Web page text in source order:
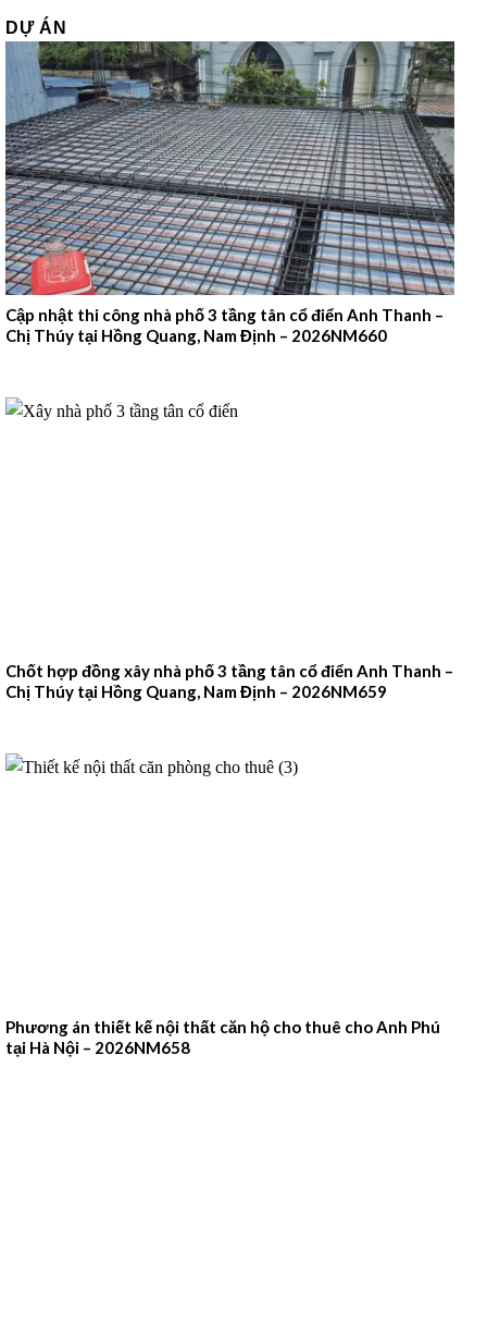
DỰ ÁN
Cập nhật thi công nhà phố 3 tầng tân cổ điển Anh Thanh –
Chị Thúy tại Hồng Quang, Nam Định – 2026NM660
Chốt hợp đồng xây nhà phố 3 tầng tân cổ điển Anh Thanh –
Chị Thúy tại Hồng Quang, Nam Định – 2026NM659
Phương án thiết kế nội thất căn hộ cho thuê cho Anh Phú
tại Hà Nội – 2026NM658